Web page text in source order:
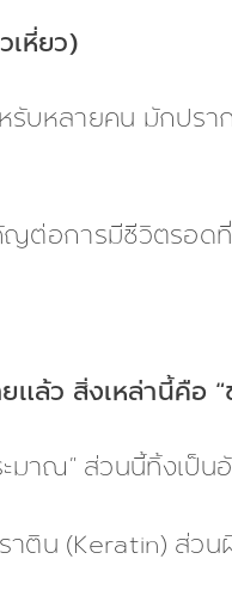
เหี่ยว)
หลายคน มักปรา
ญต่อการมีชีวิตรอด
แล้ว สิ่งเหล่านี้คือ
มาณ” ส่วนนี้ทิ้งเป็น
ราติน (Keratin) ส่